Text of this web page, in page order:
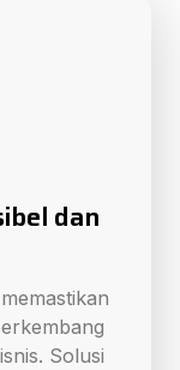
dan
Solusi